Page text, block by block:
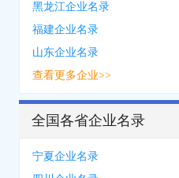
黑龙江企业名录
福建企业名录
山东企业名录
查看更多企业>>
全国各省企业名录
宁夏企业名录